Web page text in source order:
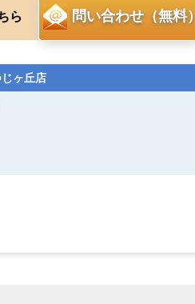
ら 問い合わせ（無料）
ヶ丘店